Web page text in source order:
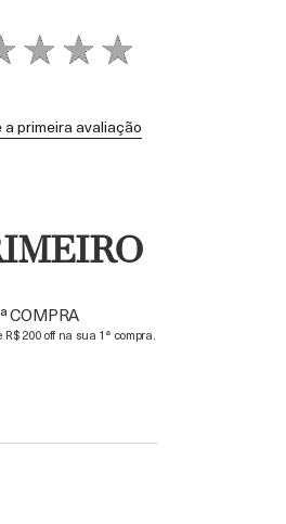
a primeira avaliação
COMPRA
200 off na sua 1ª compra.